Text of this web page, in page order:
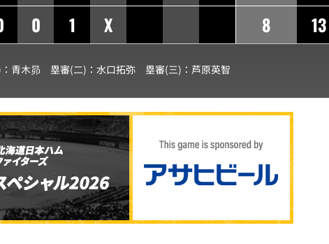
0 1 X
8
13
青木昴 塁審(二)： 水口拓弥 塁審(三)： 芦原英智